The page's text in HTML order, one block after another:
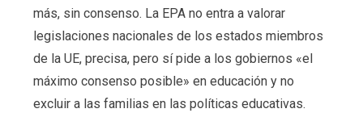
más, sin consenso. La EPA no entra a valorar
legislaciones nacionales de los estados miembros
de la UE, precisa, pero sí pide a los gobiernos «el
máximo consenso posible» en educación y no
excluir a las familias en las políticas educativas.